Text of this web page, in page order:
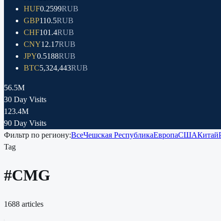
HUF0.2599RUB
GBP110.5RUB
CHF101.4RUB
CNY12.17RUB
JPY0.5188RUB
BTC5,324,443RUB
56.5M
30 Day Visits
123.4M
90 Day Visits
Фильтр по региону:ВсеЧешская РеспубликаЕвропаСШАКитай
Tag
#CMG
1688 articles